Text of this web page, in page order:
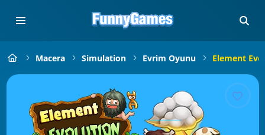
Macera Simulation Evrim Oyunu Element